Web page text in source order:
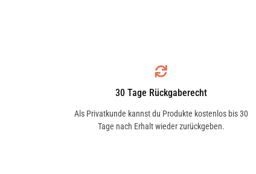
30 Tage Rückgaberecht
Als Privatkunde kannst du Produkte kostenlos bis 30
Tage nach Erhalt wieder zurückgeben.